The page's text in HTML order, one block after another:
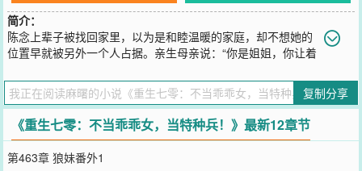
简介：
陈念上辈子被找回家里，以为是和睦温暖的家庭，却不想她的
位置早就被另外一个人占据。亲生母亲说：“你是姐姐，你让着
哥们说：“陈念，你哪里比得上小芸？”最后，陈念被绑着上了手术
台，给那个抢了自己位置的养女纪芸换肾。重生回来后，陈念明白
了。什么骨肉亲情？什么家庭的温暖？她都不要了！这辈子，她只想
过好自己的日子，让纪家人都滚得远远的！谁知，陈念转身就撞见了
老熟人，和他并肩作战，惺惺相惜。他说：“陈念，你值得这世上所有
的珍贵。”
复制分享
《重生七零：不当乖乖女，当特种兵！》最新12章节
第463章 狼妹番外1